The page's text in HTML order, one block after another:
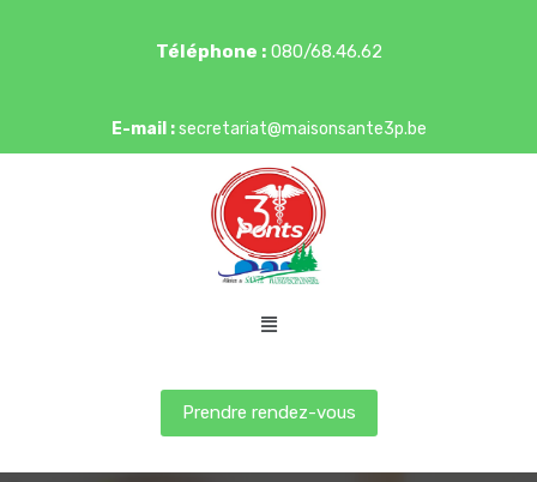
Téléphone :080/68.46.62
E-mail :secretariat@maisonsante3p.be
Prendre rendez-vous